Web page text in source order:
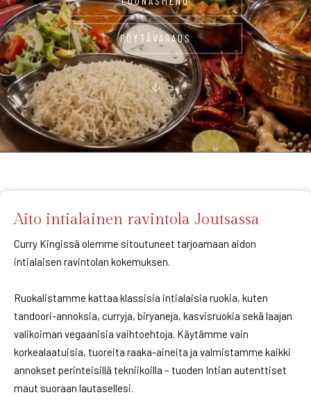
PÖYTÄVARAUS
Aito intialainen ravintola Joutsassa
Curry Kingissä olemme sitoutuneet tarjoamaan aidon
intialaisen ravintolan kokemuksen.
Ruokalistamme kattaa klassisia intialaisia ruokia, kuten
tandoori-annoksia, curryja, biryaneja, kasvisruokia sekä laajan
valikoiman vegaanisia vaihtoehtoja. Käytämme vain
korkealaatuisia, tuoreita raaka-aineita ja valmistamme kaikki
annokset perinteisillä tekniikoilla – tuoden Intian autenttiset
maut suoraan lautasellesi.